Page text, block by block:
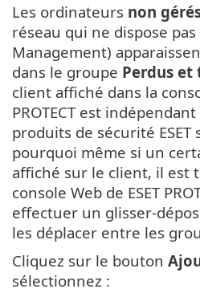
Les ordinateurs non
réseau qui ne dispose pas
Management)
dans le groupe Perdus et
client affiché dans la
PROTECT est
produits de sécurité
pourquoi même si un
affiché sur le client, il est
console Web de ESET
effectuer un glisser-
les déplacer entre les
Cliquez sur le bouton
sélectionnez :